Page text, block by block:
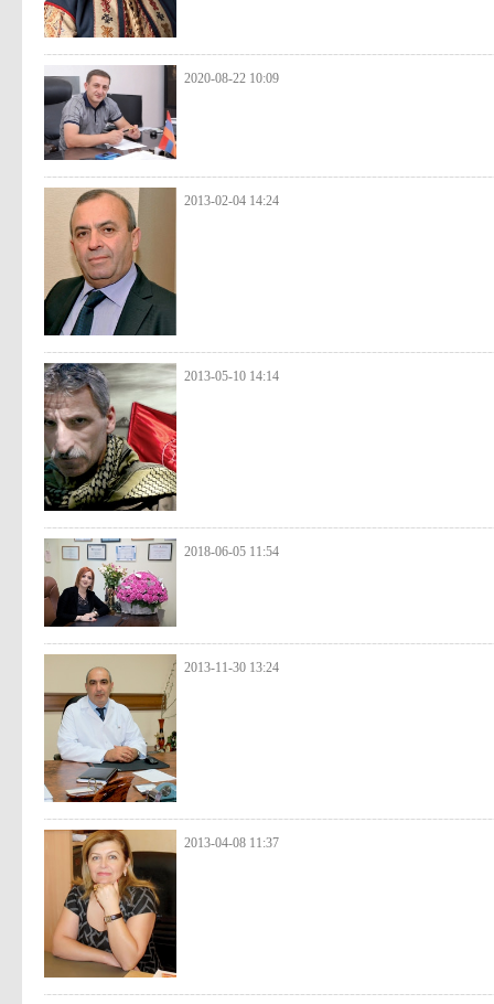
2020-08-22 10:09
2013-02-04 14:24
2013-05-10 14:14
2018-06-05 11:54
2013-11-30 13:24
2013-04-08 11:37